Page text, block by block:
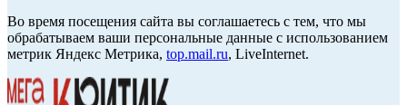
Во время посещения сайта вы соглашаетесь с тем, что мы
обрабатываем ваши персональные данные с использованием
метрик Яндекс Метрика, top.mail.ru, LiveInternet.